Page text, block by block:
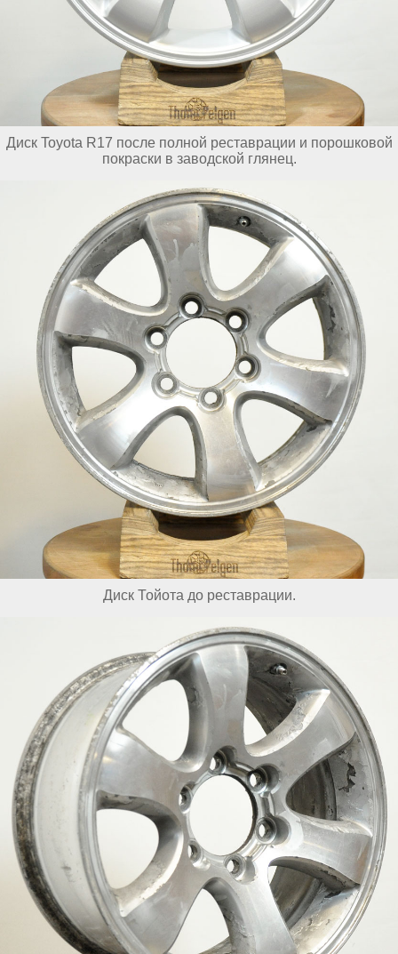
Диск Toyota R17 после полной реставрации и порошковой
покраски в заводской глянец.
Диск Тойота до реставрации.